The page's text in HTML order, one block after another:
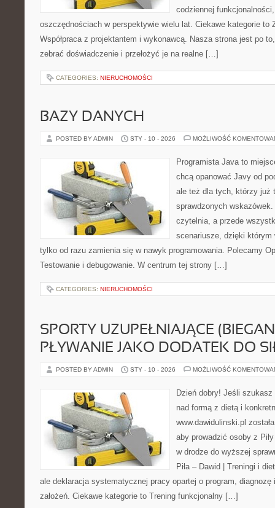
codziennej
oszczędnościach w perspektywie wielu lat. Ciekawe kategorie to
Współpraca z projektantem i wykonawcą. Nasza strona jest po
zebrać doświadczenie i przełożyć je na realne […]
CATEGORIES: NIERUCHOMOŚCI
BAZY DANYCH
POSTED BY ADMIN STY - 10 - 2026 MOŻLIWOŚĆ
Programista Java to
chcą opanować Javy od
ale też dla tych, którzy już
sprawdzonych
czytelnia, a przede
scenariusze, dzięki którym
tylko od razu zamienia się w nawyk programowania. Polecamy
Testowanie i debugowanie. W centrum tej strony […]
CATEGORIES: NIERUCHOMOŚCI
SPORTY UZUPEŁNIAJĄCE
PŁYWANIE JAKO DODATEK DO
POSTED BY ADMIN STY - 10 - 2026 MOŻLIWOŚĆ
Dzień dobry! Jeśli
nad formą z dietą i
www.dawidulinski.pl
aby prowadzić osoby z
w drodze do wyższej
Piła – Dawid | Treningi i
ale deklaracja systematycznej pracy opartej o program, diagnozę
założeń. Ciekawe kategorie to Trening funkcjonalny […]